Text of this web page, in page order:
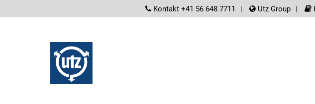
Kontakt +41 56 648 7711 Utz Group